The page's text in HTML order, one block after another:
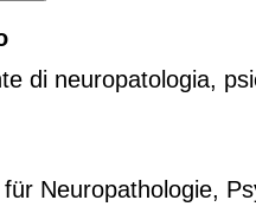
di neuropatologia,
Neuropathologie,